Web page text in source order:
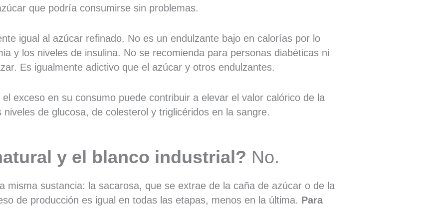
que podría consumirse sin problemas.
igual al azúcar refinado. No es un endulzante bajo en calorías por lo
y los niveles de insulina. No se recomienda para personas diabéticas ni
Es igualmente adictivo que el azúcar y otros endulzantes.
exceso en su consumo puede contribuir a elevar el valor calórico de la
de glucosa, de colesterol y triglicéridos en la sangre.
y el blanco industrial? No.
misma sustancia: la sacarosa, que se extrae de la caña de azúcar o de la
de producción es igual en todas las etapas, menos en la última. Para